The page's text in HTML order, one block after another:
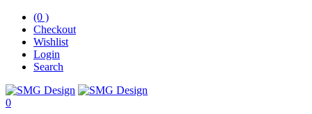
(0 )
Checkout
Wishlist
Login
Search
0